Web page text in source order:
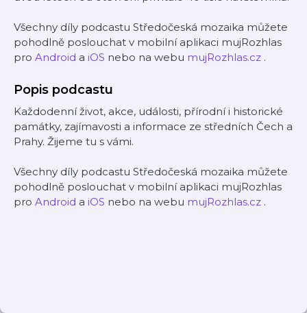
Všechny díly podcastu Středočeská mozaika můžete
pohodlně poslouchat v mobilní aplikaci mujRozhlas
pro Android a iOS nebo na webu mujRozhlas.cz .
Popis podcastu
Každodenní život, akce, události, přírodní i historické
památky, zajímavosti a informace ze středních Čech a
Prahy. Žijeme tu s vámi.
Všechny díly podcastu Středočeská mozaika můžete
pohodlně poslouchat v mobilní aplikaci mujRozhlas
pro Android a iOS nebo na webu mujRozhlas.cz .